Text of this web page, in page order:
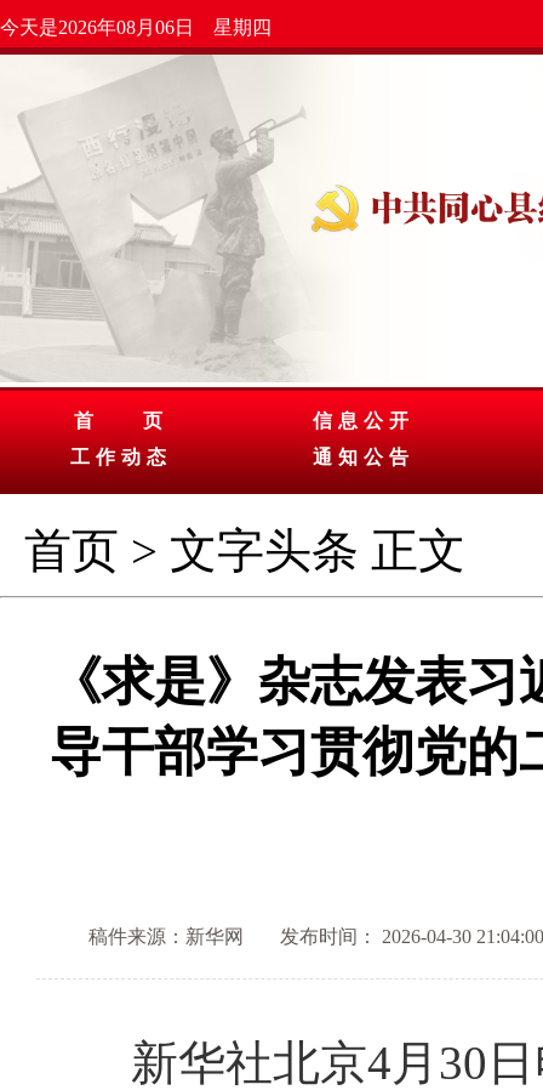
今天是2026年08月06日 星期四
首 页
工作动态
信息公开
通知公告
首页 > 文字头条 正文
《求是》杂志发表
导干部学习贯彻党的
稿件来源：新华网 发布时间： 2026-04-30 21:04:00
新华社北京4月30日